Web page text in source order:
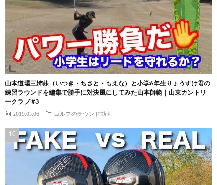
山本道場三姉妹（いつき・ちさと・もえな）と小学6年生りょうすけ君の
練習ラウンドを編集で勝手に対決風にしてみた山本師範｜山東カントリ
ークラブ #3
2019.03.06 ゴルフのラウンド動画